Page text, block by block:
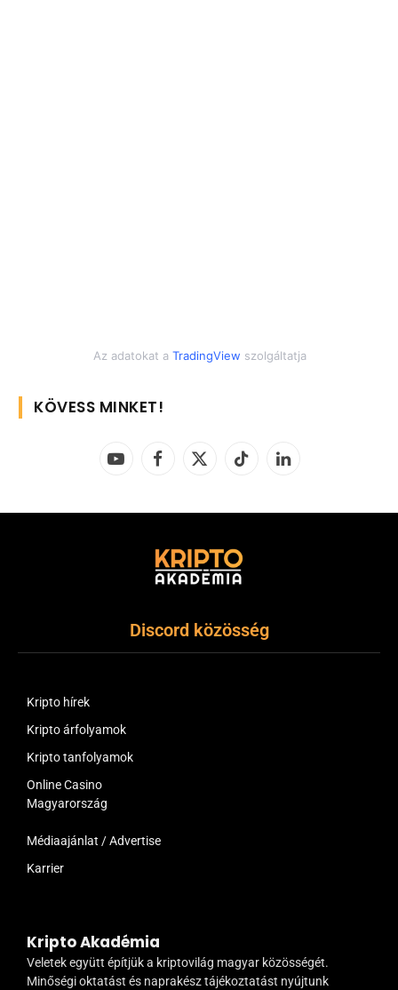
Az adatokat a TradingView szolgáltatja
KÖVESS MINKET!
YouTubeFacebook
X
TikTok LinkedIn
Discord közösség
Kripto hírek
Kripto árfolyamok
Kripto tanfolyamok
Online Casino
Magyarország
Médiaajánlat / Advertise
Karrier
Kripto Akadémia
Veletek együtt építjük a kriptovilág magyar közösségét.
Minőségi oktatást és naprakész tájékoztatást nyújtunk